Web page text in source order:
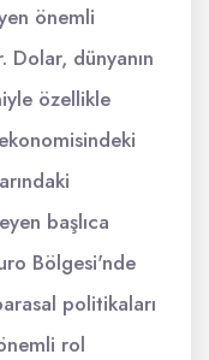
önemli
Dolar, dünyanın
özellikle
başlıca
Bölgesi'nde
politikaları
rol